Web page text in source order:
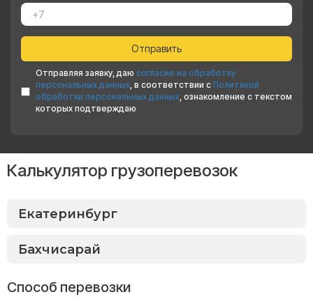
Отправляя заявку, даю согласие на обработку
персональных данных, в соответствии с Политикой
обработки персональных данных, ознакомление с текстом
которых подтверждаю
Калькулятор грузоперевозок
Способ перевозки